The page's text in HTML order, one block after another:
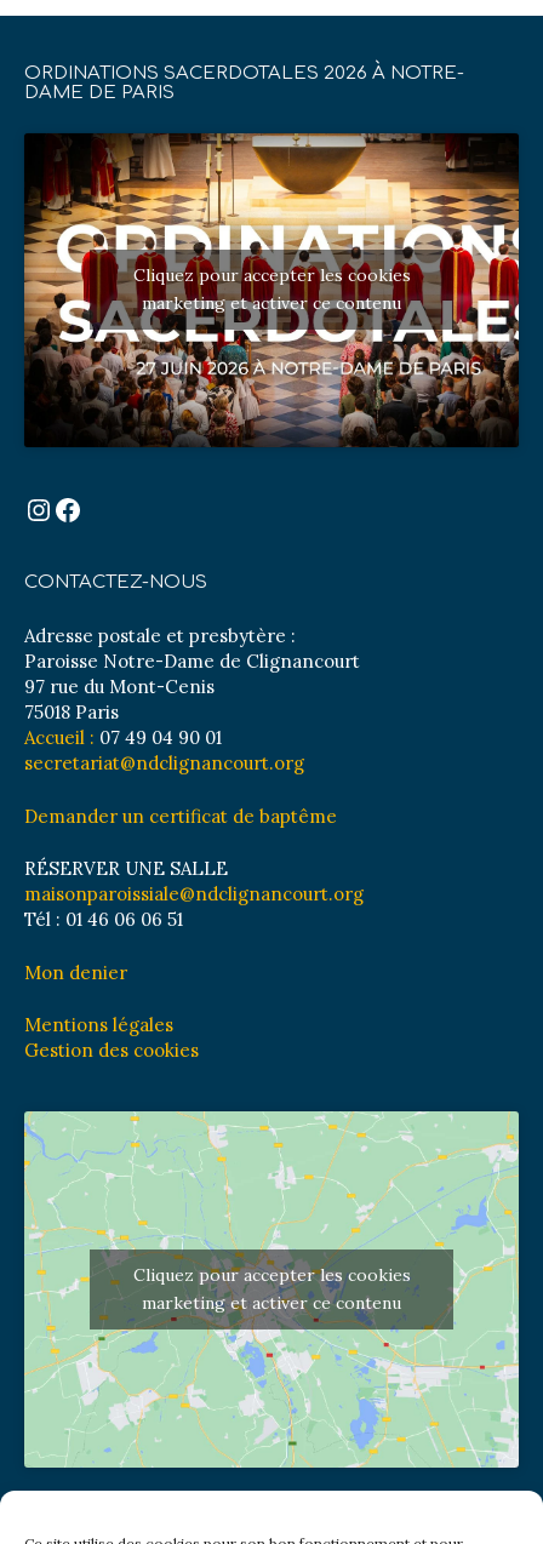
ORDINATIONS SACERDOTALES 2026 À NOTRE-
DAME DE PARIS
Cliquez pour accepter les cookies
marketing et activer ce contenu
Instagram
Facebook
CONTACTEZ-NOUS
Adresse postale et presbytère :
Paroisse Notre-Dame de Clignancourt
97 rue du Mont-Cenis
75018 Paris
Accueil : 07 49 04 90 01
secretariat@ndclignancourt.org
Demander un certificat de baptême
RÉSERVER UNE SALLE
maisonparoissiale@ndclignancourt.org
Tél : 01 46 06 06 51
Mon denier
Mentions légales
Gestion des cookies
Cliquez pour accepter les cookies
marketing et activer ce contenu